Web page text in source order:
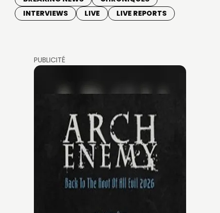
INTERVIEWS
LIVE LIVE REPORTS
PUBLICITÉ